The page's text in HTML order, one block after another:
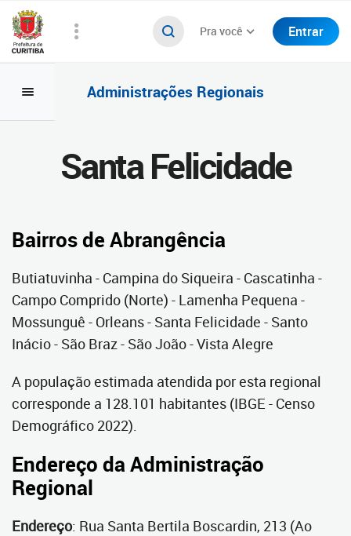
Pra você Entrar
Administrações Regionais
Santa Felicidade
Bairros de Abrangência
Butiatuvinha - Campina do Siqueira - Cascatinha -
Campo Comprido (Norte) - Lamenha Pequena -
Mossunguê - Orleans - Santa Felicidade - Santo
Inácio - São Braz - São João - Vista Alegre
A população estimada atendida por esta regional
corresponde a 128.101 habitantes (IBGE - Censo
Demográfico 2022).
Endereço da Administração
Regional
Endereço: Rua Santa Bertila Boscardin, 213 (Ao